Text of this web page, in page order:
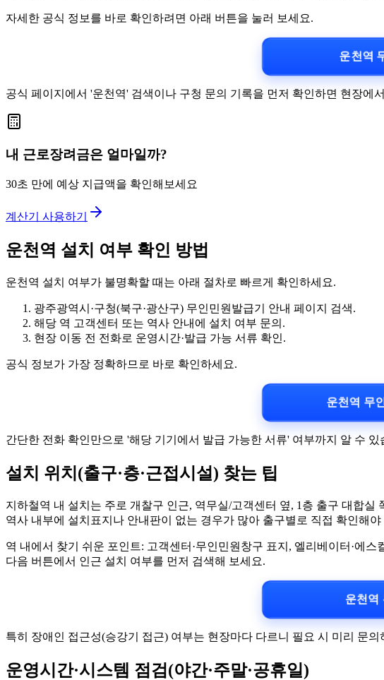
자세한 공식 정보를 바로 확인하려면 아래 버튼을 눌러 보세요.
운천역
공식 페이지에서 '운천역' 검색이나 구청 문의 기록을 먼저 확인하면 현장에
내 근로장려금은 얼마일까?
30초 만에 예상 지급액을 확인해보세요
계산기 사용하기
운천역 설치 여부 확인 방법
운천역 설치 여부가 불명확할 때는 아래 절차로 빠르게 확인하세요.
광주광역시·구청(북구·광산구) 무인민원발급기 안내 페이지 검색.
해당 역 고객센터 또는 역사 안내에 설치 여부 문의.
현장 이동 전 전화로 운영시간·발급 가능 서류 확인.
공식 정보가 가장 정확하므로 바로 확인하세요.
운천역 무
간단한 전화 확인만으로 '해당 기기에서 발급 가능한 서류' 여부까지 알 수 있
설치 위치(출구·층·근접시설) 찾는 팁
지하철역 내 설치는 주로 개찰구 인근, 역무실/고객센터 옆, 1층 출구 대합실
역사 내부에 설치표지나 안내판이 없는 경우가 많아 출구별로 직접 확인해야
역 내에서 찾기 쉬운 포인트: 고객센터·무인민원창구 표지, 엘리베이터·에스
다음 버튼에서 인근 설치 여부를 먼저 검색해 보세요.
운천역
특히 장애인 접근성(승강기 접근) 여부는 현장마다 다르니 필요 시 미리 문의
운영시간·시스템 점검(야간·주말·공휴일)